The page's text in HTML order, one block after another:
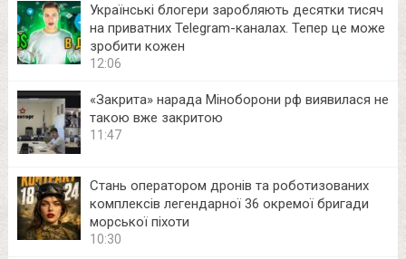
Українські блогери заробляють десятки тисяч
на приватних Telegram-каналах. Тепер це може
зробити кожен
12:06
«Закрита» нарада Міноборони рф виявилася не
такою вже закритою
11:47
Стань оператором дронів та роботизованих
комплексів легендарної 36 окремої бригади
морської піхоти
10:30